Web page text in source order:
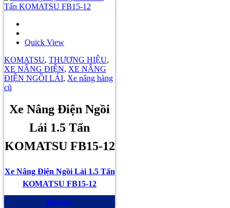
Quick View
KOMATSU, THƯƠNG HIỆU,
XE NÂNG ĐIỆN, XE NÂNG
ĐIỆN NGỒI LÁI, Xe nâng hàng
cũ
Xe Nâng Điện Ngồi
Lái 1.5 Tấn
KOMATSU FB15-12
Xe Nâng Điện Ngồi Lái 1.5 Tấn
KOMATSU FB15-12
Mua ngay